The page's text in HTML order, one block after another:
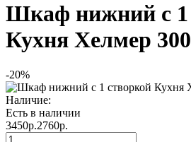
Шкаф нижний с 1
Кухня Хелмер
-20%
Наличие:
Есть в наличии
3450р.2760р.